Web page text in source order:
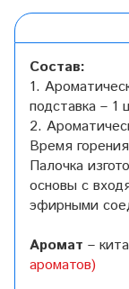
Состав:
1.
подставка – 1
2.
Время
Палочка
основы с
эфирными
Аромат –
ароматов)